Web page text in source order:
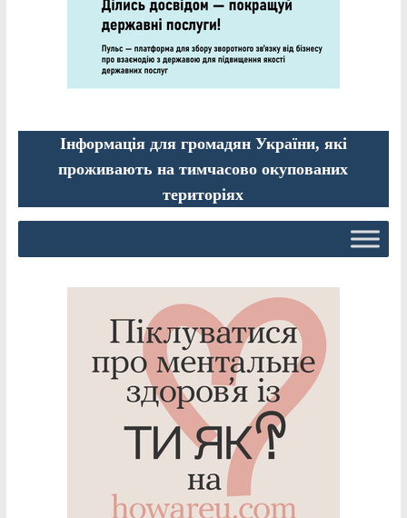
Інформація для громадян України, які
проживають на тимчасово окупованих
територіях